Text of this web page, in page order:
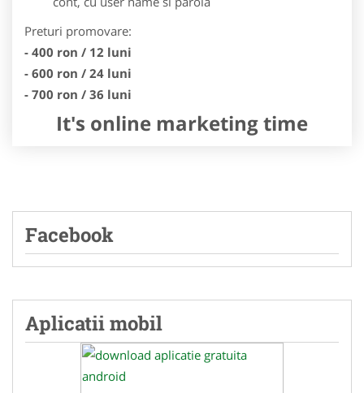
Preturi promovare:
- 400 ron / 12 luni
- 600 ron / 24 luni
- 700 ron / 36 luni
It's online marketing time
Facebook
Aplicatii mobil